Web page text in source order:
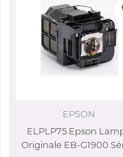
EPSON
ELPLP75 Epson
Originale EB-G1900